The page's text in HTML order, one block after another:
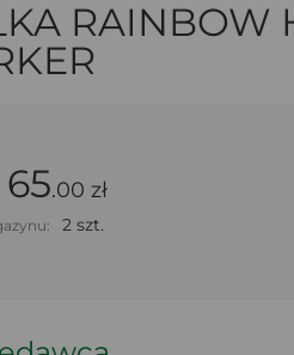
RAINBOW
65.00 zł
2 szt.